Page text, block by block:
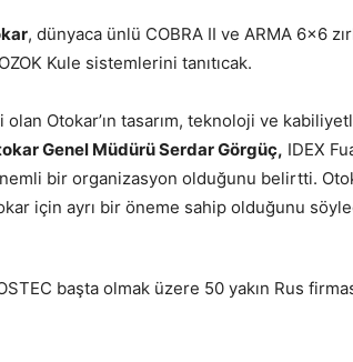
, dünyaca ünlü COBRA II ve ARMA 6×6
Kule sistemlerini tanıtıcak.
Otokar’ın tasarım, teknoloji ve
Genel Müdürü Serdar Görgüç, IDEX
bir organizasyon olduğunu belirtti.
için ayrı bir öneme sahip olduğunu
başta olmak üzere 50 yakın Rus